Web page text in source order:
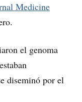
Medicine
el genoma
diseminó por el